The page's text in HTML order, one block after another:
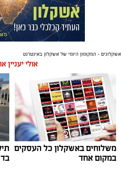
אשקלונים - המקומון היומי של אשקלון באינטרנט
אולי יעניין
משלוחים באשקלון כל העסקים
במקום אחד